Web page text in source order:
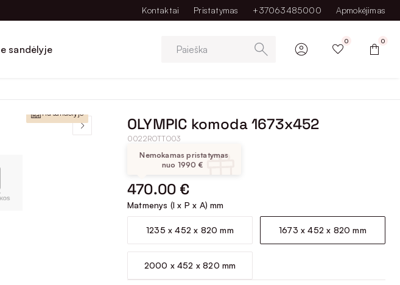
Kontaktai Pristatymas +37063485000 Apmokėjimas
sandėlyje Paieška
0 0
Yra sandėlyje
OLYMPIC komoda 1673x452
0022ROTTO03
Nemokamas pristatymas
nuo 1990 €
470.00 €
Matmenys (I x P x A) mm
1235 x 452 x 820 mm 1673 x 452 x 820 mm
2000 x 452 x 820 mm